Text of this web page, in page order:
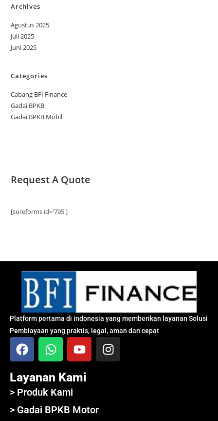
Archives
Agustus 2025
Juli 2025
Juni 2025
Categories
Cabang BFI Finance
Gadai BPKB
Gadai BPKB Mobil
Request A Quote
[sureforms id='795']
Platform pertama di indonesia yang memberikan layanan Solusi
Pembiayaan yang praktis, legal, aman dan cepat
Layanan Kami
> Produk Kami
> Gadai BPKB Motor